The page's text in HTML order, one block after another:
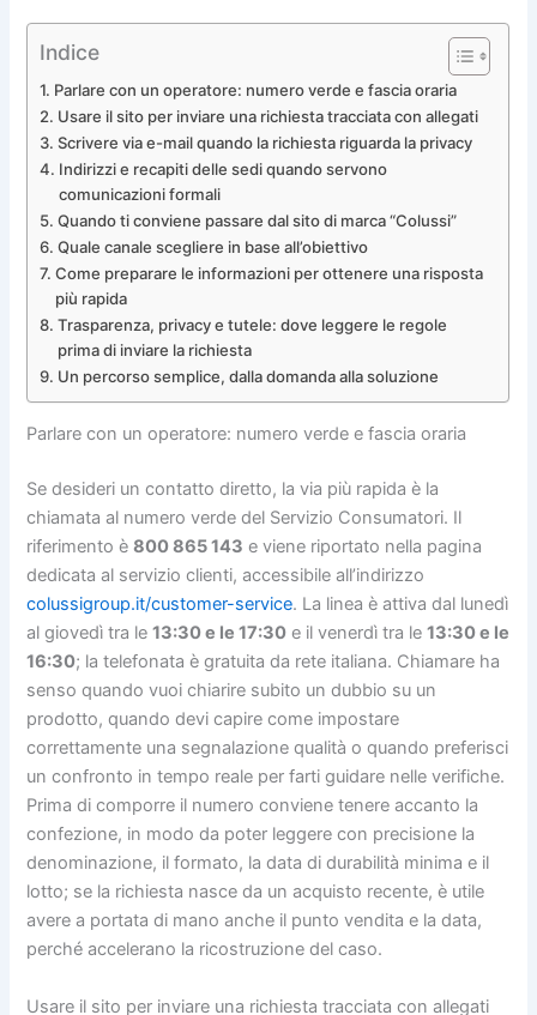
Indice
Parlare con un operatore: numero verde e fascia oraria
Usare il sito per inviare una richiesta tracciata con allegati
Scrivere via e-mail quando la richiesta riguarda la privacy
Indirizzi e recapiti delle sedi quando servono
comunicazioni formali
Quando ti conviene passare dal sito di marca “Colussi”
Quale canale scegliere in base all’obiettivo
Come preparare le informazioni per ottenere una risposta
più rapida
Trasparenza, privacy e tutele: dove leggere le regole
prima di inviare la richiesta
Un percorso semplice, dalla domanda alla soluzione
Parlare con un operatore: numero verde e fascia oraria
Se desideri un contatto diretto, la via più rapida è la
chiamata al numero verde del Servizio Consumatori. Il
riferimento è800 865 143 e viene riportato nella pagina
dedicata al servizio clienti, accessibile all’indirizzo
colussigroup.it/customer-service. La linea è attiva dal lunedì
al giovedì tra le13:30 e le 17:30 e il venerdì tra le13:30 e le
16:30; la telefonata è gratuita da rete italiana. Chiamare ha
senso quando vuoi chiarire subito un dubbio su un
prodotto, quando devi capire come impostare
correttamente una segnalazione qualità o quando preferisci
un confronto in tempo reale per farti guidare nelle verifiche.
Prima di comporre il numero conviene tenere accanto la
confezione, in modo da poter leggere con precisione la
denominazione, il formato, la data di durabilità minima e il
lotto; se la richiesta nasce da un acquisto recente, è utile
avere a portata di mano anche il punto vendita e la data,
perché accelerano la ricostruzione del caso.
Usare il sito per inviare una richiesta tracciata con allegati